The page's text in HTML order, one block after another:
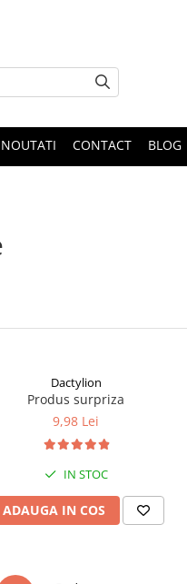
NOUTATI CONTACT BLOG
Dactylion
Produs surpriza
9,98 Lei
IN STOC
ADAUGA IN COS